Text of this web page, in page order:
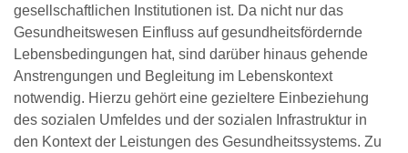
gesellschaftlichen Institutionen ist. Da nicht nur das
Gesundheitswesen Einfluss auf gesundheitsfördernde
Lebensbedingungen hat, sind darüber hinaus gehende
Anstrengungen und Begleitung im Lebenskontext
notwendig. Hierzu gehört eine gezieltere Einbeziehung
des sozialen Umfeldes und der sozialen Infrastruktur in
den Kontext der Leistungen des Gesundheitssystems. Zu